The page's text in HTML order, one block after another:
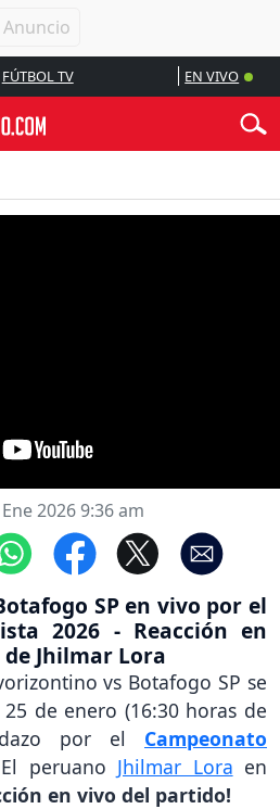
FÚTBOL TV EN VIVO
2026 9:36 am
SP en vivo por el
2026 - Reacción en
Jhilmar Lora
vs Botafogo SP se
de enero (16:30 horas de
por el Campeonato
peruano Jhilmar Lora en
en vivo del partido!